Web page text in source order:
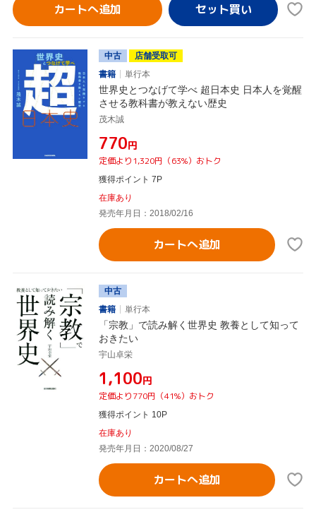
カートへ追加
中古
店舗受取可
書籍
単行本
世界史とつなげて学べ 超日本史 日本人を覚醒
させる教科書が教えない歴史
茂木誠
¥770円
定価より1,320円（63%）おトク
獲得ポイント 7P
在庫あり
発売年月日：2018/02/16
カートへ追加
中古
書籍
単行本
「宗教」で読み解く世界史 教養として知って
おきたい
宇山卓栄
¥1,100円
定価より770円（41%）おトク
獲得ポイント 10P
在庫あり
発売年月日：2020/08/27
カートへ追加